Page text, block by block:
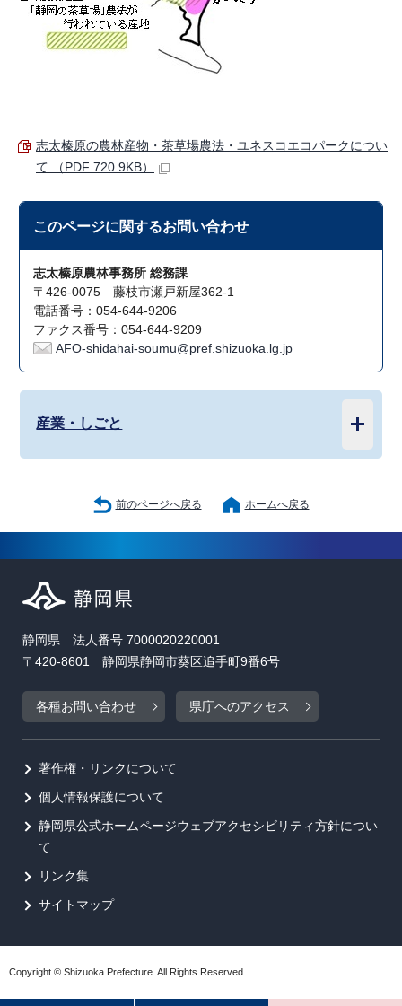
志太榛原の農林産物・茶草場農法・ユネスコエコパークについ
て （PDF 720.9KB）
このページに関するお問い合わせ
志太榛原農林事務所 総務課
〒426-0075 藤枝市瀬戸新屋362-1
電話番号：054-644-9206
ファクス番号：054-644-9209
AFO-shidahai-soumu@pref.shizuoka.lg.jp
産業・しごと
前のページへ戻る ホームへ戻る
静岡県 法人番号 7000020220001
〒420-8601 静岡県静岡市葵区追手町9番6号
各種お問い合わせ 県庁へのアクセス
著作権・リンクについて
個人情報保護について
静岡県公式ホームページウェブアクセシビリティ方針につい
て
リンク集
サイトマップ
Copyright © Shizuoka Prefecture. All Rights Reserved.